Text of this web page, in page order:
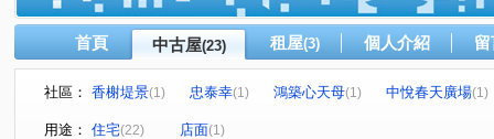
首頁 中古屋(23) 租屋(3) 個人介紹
社區： 香榭堤景(1) 忠泰幸(1) 鴻築心天母(1) 中悅春天廣場(1)
君邑富疆
用途： 住宅(22) 店面(1)